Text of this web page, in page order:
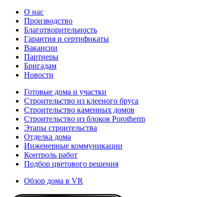
О нас
Производство
Благотворительность
Гарантия и сертификаты
Вакансии
Партнеры
Бригадам
Новости
Готовые дома и участки
Строительство из клееного бруса
Строительство каменных домов
Строительство из блоков Porotherm
Этапы строительства
Отделка дома
Инженерные коммуникации
Контроль работ
Подбор цветового решения
Обзор дома в VR